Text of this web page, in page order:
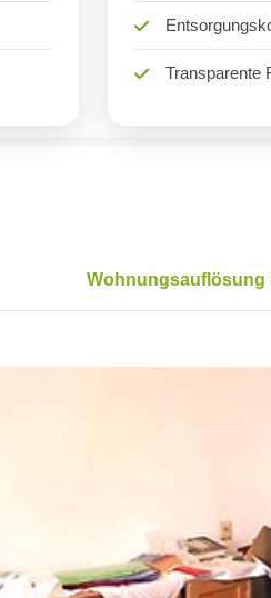
Transparente
Wohnungsauflösung